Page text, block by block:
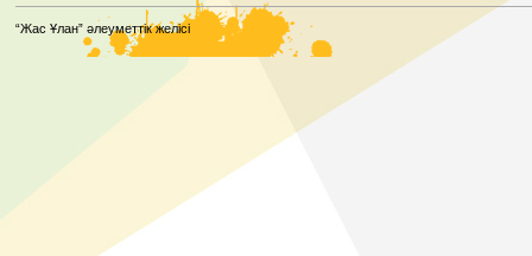
“Жас Ұлан” әлеуметтік желісі